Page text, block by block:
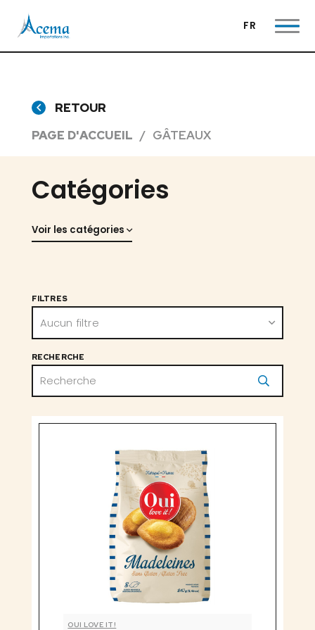
FR
RETOUR
PAGE D'ACCUEIL
GÂTEAUX
Catégories
Voir les catégories
FILTRES
Aucun filtre
RECHERCHE
OUI LOVE IT!